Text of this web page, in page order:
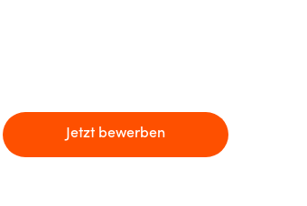
Jetzt bewerben